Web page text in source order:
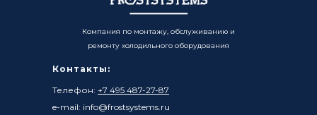
Контакты:
Телефон: +7 495 487-27-87
e-mail: info@frostsystems.ru
Компания по монтажу, обслуживанию и
ремонту холодильного оборудования